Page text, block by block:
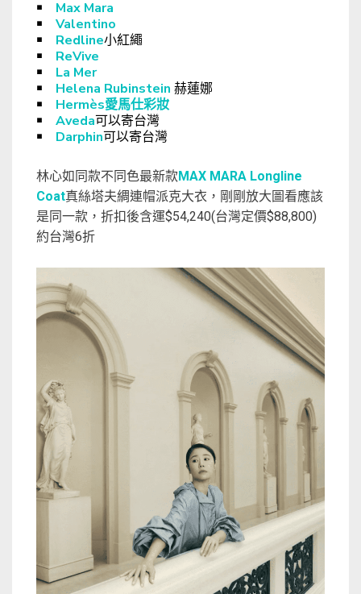
￭ Max Mara
￭ Valentino
￭ Redline小紅繩
￭ ReVive
￭ La Mer
￭
Helena Rubinstein 赫蓮娜
￭ Hermès愛馬仕彩妝
￭ Aveda可以寄台灣
￭ Darphin可以寄台灣
林心如同款不同色最新款MAX MARA Longline
Coat真絲塔夫綢連帽派克大衣，剛剛放大圖看應該
是同一款，折扣後含運$54,240(台灣定價$88,800)
約台灣6折